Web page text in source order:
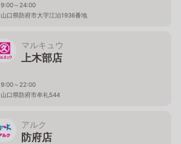
9:00～24:00
山口県防府市大字江泊1936番地
マルキュウ
上木部店
9:00～22:00
山口県防府市牟礼544
アルク
防府店